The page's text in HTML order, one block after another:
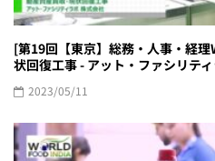
[第19回【東京】総務・人事・経
状回復工事 - アット・ファシリテ
2023/05/11